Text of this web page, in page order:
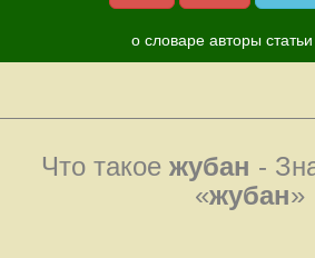
о словаре авторы статьи
Что такое жубан -
«жубан»